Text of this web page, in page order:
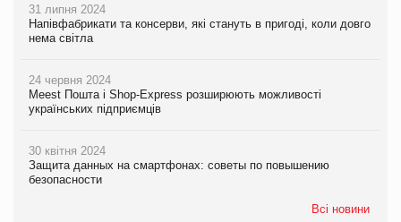
31 липня 2024
Напівфабрикати та консерви, які стануть в пригоді, коли довго
нема світла
24 червня 2024
Meest Пошта і Shop-Express розширюють можливості
українських підприємців
30 квітня 2024
Защита данных на смартфонах: советы по повышению
безопасности
Всі новини